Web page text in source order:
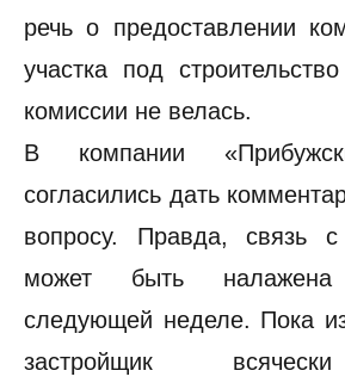
речь о предоставлении
участка под
комиссии не велась.
В компании
согласились дать
вопросу. Правда, связь с
может быть
следующей неделе. Пока
застройщик